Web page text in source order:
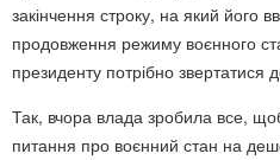
закінчення строку, на який його
продовження режиму воєнного
президенту потрібно звертатися
Так, вчора влада зробила все,
питання про воєнний стан на